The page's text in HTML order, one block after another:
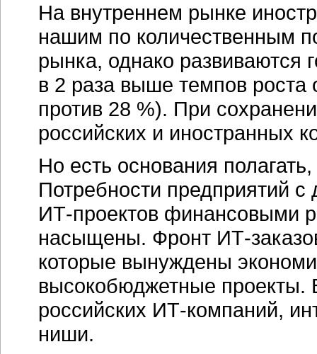
На внутреннем рынке
нашим по количественным
рынка, однако развиваются
в 2 раза выше темпов роста
против 28 %). При
российских и иностранных
Но есть основания
Потребности предприятий
ИТ-проектов финансовыми
насыщены. Фронт ИТ-
которые вынуждены
высокобюджетные проекты.
российских ИТ-компаний,
ниши.